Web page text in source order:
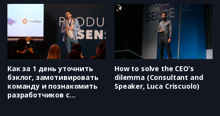
Как за 1 день уточнить
бэклог, замотивировать
команду и познакомить
разработчиков с
How to solve the CEO’s
dilemma (Consultant and
Speaker, Luca Criscuolo)